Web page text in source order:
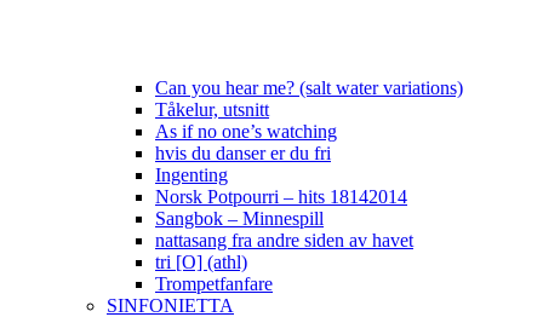
Can you hear me? (salt water variations)
Tåkelur, utsnitt
As if no one’s watching
hvis du danser er du fri
Ingenting
Norsk Potpourri – hits 18142014
Sangbok – Minnespill
nattasang fra andre siden av havet
tri [O] (athl)
Trompetfanfare
SINFONIETTA